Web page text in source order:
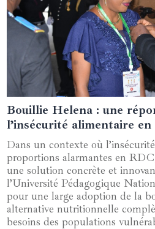
07 mars 2025
Bouillie Helena : une
l’insécurité alimentaire
Dans un contexte où
proportions alarmantes en
une solution concrète et
l’Université Pédagogique
pour une large adoption de la
alternative nutritionnelle
besoins des populations